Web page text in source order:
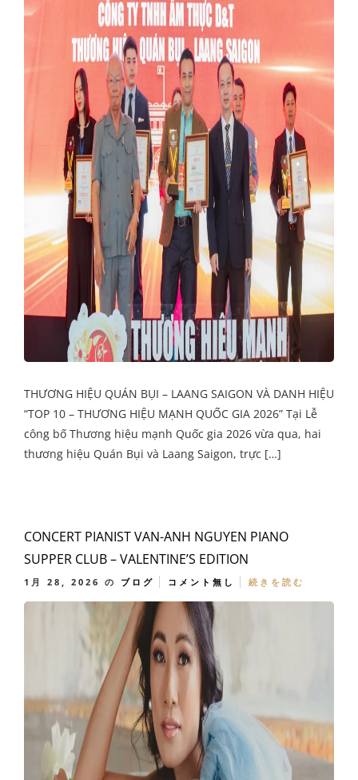
THƯƠNG HIỆU QUÁN BỤI – LAANG SAIGON VÀ DANH HIỆU
“TOP 10 – THƯƠNG HIỆU MẠNH QUỐC GIA 2026” Tại Lễ
công bố Thương hiệu mạnh Quốc gia 2026 vừa qua, hai
thương hiệu Quán Bụi và Laang Saigon, trực […]
CONCERT PIANIST VAN-ANH NGUYEN PIANO
SUPPER CLUB – VALENTINE’S EDITION
1月 28, 2026 の ブログ コメント無し 続きを読む